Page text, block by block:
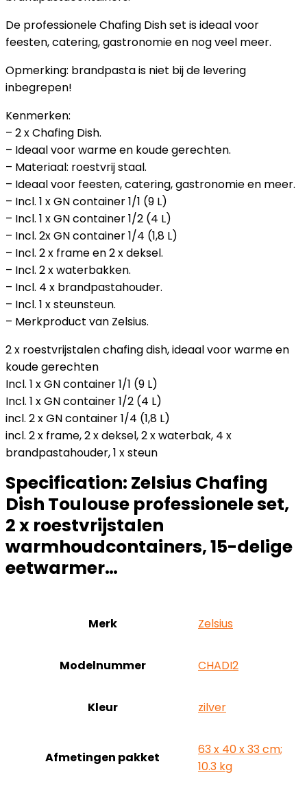
De professionele Chafing Dish set is ideaal voor
feesten, catering, gastronomie en nog veel meer.
Opmerking: brandpasta is niet bij de levering
inbegrepen!
Kenmerken:
– 2 x Chafing Dish.
– Ideaal voor warme en koude gerechten.
– Materiaal: roestvrij staal.
– Ideaal voor feesten, catering, gastronomie en meer.
– Incl. 1 x GN container 1/1 (9 L)
– Incl. 1 x GN container 1/2 (4 L)
– Incl. 2x GN container 1/4 (1,8 L)
– Incl. 2 x frame en 2 x deksel.
– Incl. 2 x waterbakken.
– Incl. 4 x brandpastahouder.
– Incl. 1 x steunsteun.
– Merkproduct van Zelsius.
2 x roestvrijstalen chafing dish, ideaal voor warme en
koude gerechten
Incl. 1 x GN container 1/1 (9 L)
Incl. 1 x GN container 1/2 (4 L)
incl. 2 x GN container 1/4 (1,8 L)
incl. 2 x frame, 2 x deksel, 2 x waterbak, 4 x
brandpastahouder, 1 x steun
Specification: Zelsius Chafing
Dish Toulouse professionele set,
2 x roestvrijstalen
warmhoudcontainers, 15-delige
eetwarmer…
Merk ‎Zelsius
Modelnummer ‎CHADI2
Kleur ‎zilver
Afmetingen pakket
‎63 x 40 x 33 cm;
10.3 kg